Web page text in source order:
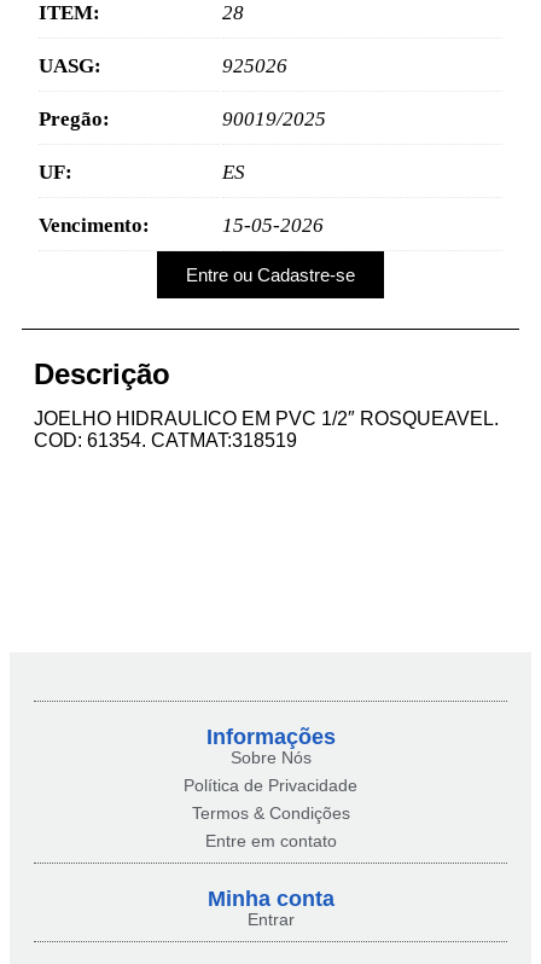
ITEM: 28
UASG: 925026
Pregão: 90019/2025
UF: ES
Vencimento: 15-05-2026
Entre ou Cadastre-se
Descrição
JOELHO HIDRAULICO EM PVC 1/2″ ROSQUEAVEL.
COD: 61354. CATMAT:318519
Informações
Sobre Nós
Política de Privacidade
Termos & Condições
Entre em contato
Minha conta​
Entrar